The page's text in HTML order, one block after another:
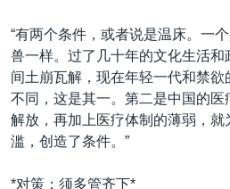
“有两个条件，或者说是温床。一
兽一样。过了几十年的文化生活和
间土崩瓦解，现在年轻一代和禁
不同，这是其一。第二是中国的
解放，再加上医疗体制的薄弱，就
滥，创造了条件。”
*对策：须多管齐下*